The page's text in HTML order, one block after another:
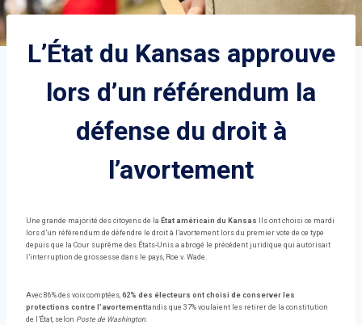
L’État du Kansas approuve
lors d’un référendum la
défense du droit à
l’avortement
Une grande majorité des citoyens de la État américain du Kansas Ils ont choisi ce mardi
lors d’un référendum de défendre le droit à l’avortement lors du premier vote de ce type
depuis que la Cour suprême des États-Unis a abrogé le précédent juridique qui autorisait
l’interruption de grossesse dans le pays, Roe v. Wade.
Avec 86% des voix comptées, 62% des électeurs ont choisi de conserver les
protections contre l’avortementtandis que 37% voulaient les retirer de la constitution
de l’État, selon Poste de Washington.